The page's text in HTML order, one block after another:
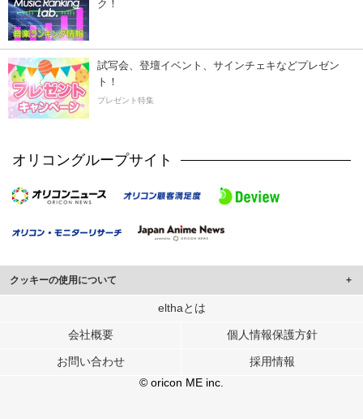
ク！
試写会、登壇イベント、サインチェキなどプレゼン
ト！
プレゼント特集
オリコングループサイト
クッキーの使用について
このサイトでは Cookie を使用して、ユーザーに合わせたコンテンツや広告の
行っています。
メディアや広告配信、データ解析の各パートナーに提供しています。
各パートナーは、この情報とユーザーが各パートナーに提供した他の情報や、
ユーザーが各パートナーのサービスを使用したときに収集した他の情報を組み
elthaとは
会社概要 個人情報保護方針
お問い合わせ
採用情報
© oricon ME inc.